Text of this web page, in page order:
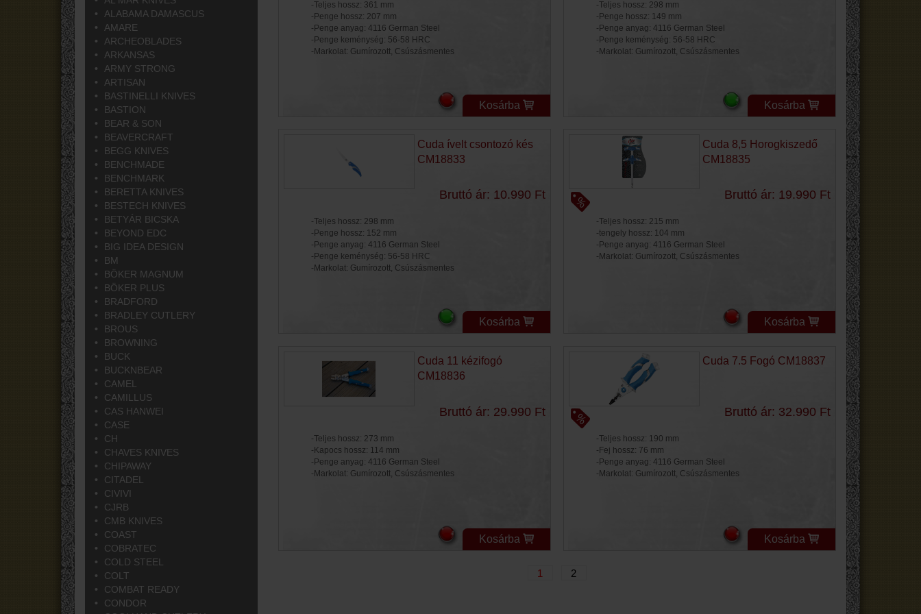
ALABAMA DAMASCUS
AMARE
ARCHEOBLADES
ARKANSAS
ARMY STRONG
ARTISAN
BASTINELLI KNIVES
BASTION
BEAR & SON
BEAVERCRAFT
BEGG KNIVES
BENCHMADE
BENCHMARK
BERETTA KNIVES
BESTECH KNIVES
BETYÁR BICSKA
BEYOND EDC
BIG IDEA DESIGN
BM
BÖKER MAGNUM
BÖKER PLUS
BRADFORD
BRADLEY CUTLERY
BROUS
BROWNING
BUCK
BUCKNBEAR
CAMEL
CAMILLUS
CAS HANWEI
CASE
CH
CHAVES KNIVES
CHIPAWAY
CITADEL
CIVIVI
CJRB
CMB KNIVES
COAST
COBRATEC
COLD STEEL
COLT
COMBAT READY
CONDOR
-Teljes hossz: 361 mm
-Penge hossz: 207 mm
-Penge anyag: 4116 German Steel
-Penge keménység: 56-58 HRC
-Markolat: Gumírozott, Csúszásmentes
Kosárba
-Teljes hossz: 298 mm
-Penge hossz: 149 mm
-Penge anyag: 4116 German Steel
-Penge keménység: 56-58 HRC
-Markolat: Gumírozott, Csúszásmentes
Kosárba
Cuda ívelt csontozó kés
CM18833
Bruttó ár: 10.990 Ft
-Teljes hossz: 298 mm
-Penge hossz: 152 mm
-Penge anyag: 4116 German Steel
-Penge keménység: 56-58 HRC
-Markolat: Gumírozott, Csúszásmentes
Kosárba
Cuda 8,5 Horogkiszedő
CM18835
Bruttó ár: 19.990 Ft
-Teljes hossz: 215 mm
-tengely hossz: 104 mm
-Penge anyag: 4116 German Steel
-Markolat: Gumírozott, Csúszásmentes
Kosárba
Cuda 11 kézifogó
CM18836
Bruttó ár: 29.990 Ft
-Teljes hossz: 273 mm
-Kapocs hossz: 114 mm
-Penge anyag: 4116 German Steel
-Markolat: Gumírozott, Csúszásmentes
Kosárba
Cuda 7.5 Fogó CM18837
Bruttó ár: 32.990 Ft
-Teljes hossz: 190 mm
-Fej hossz: 76 mm
-Penge anyag: 4116 German Steel
-Markolat: Gumírozott, Csúszásmentes
Kosárba
1 2